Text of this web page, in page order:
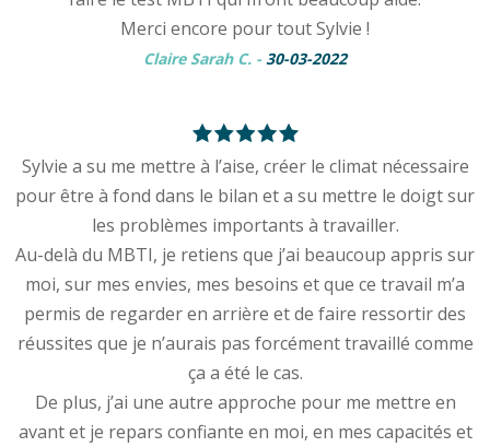
Merci encore pour tout Sylvie !
Claire Sarah C. - 30-03-2022
Sylvie a su me mettre à l’aise, créer le climat nécessaire
pour être à fond dans le bilan et a su mettre le doigt sur
les problèmes importants à travailler.
Au-delà du MBTI, je retiens que j’ai beaucoup appris sur
moi, sur mes envies, mes besoins et que ce travail m’a
permis de regarder en arrière et de faire ressortir des
réussites que je n’aurais pas forcément travaillé comme
ça a été le cas.
De plus, j’ai une autre approche pour me mettre en
avant et je repars confiante en moi, en mes capacités et